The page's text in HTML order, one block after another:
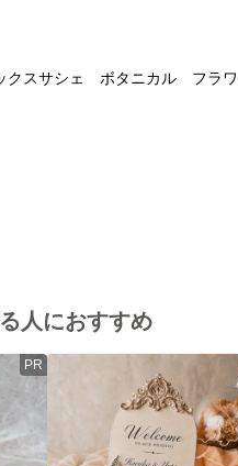
人におすすめ
PR